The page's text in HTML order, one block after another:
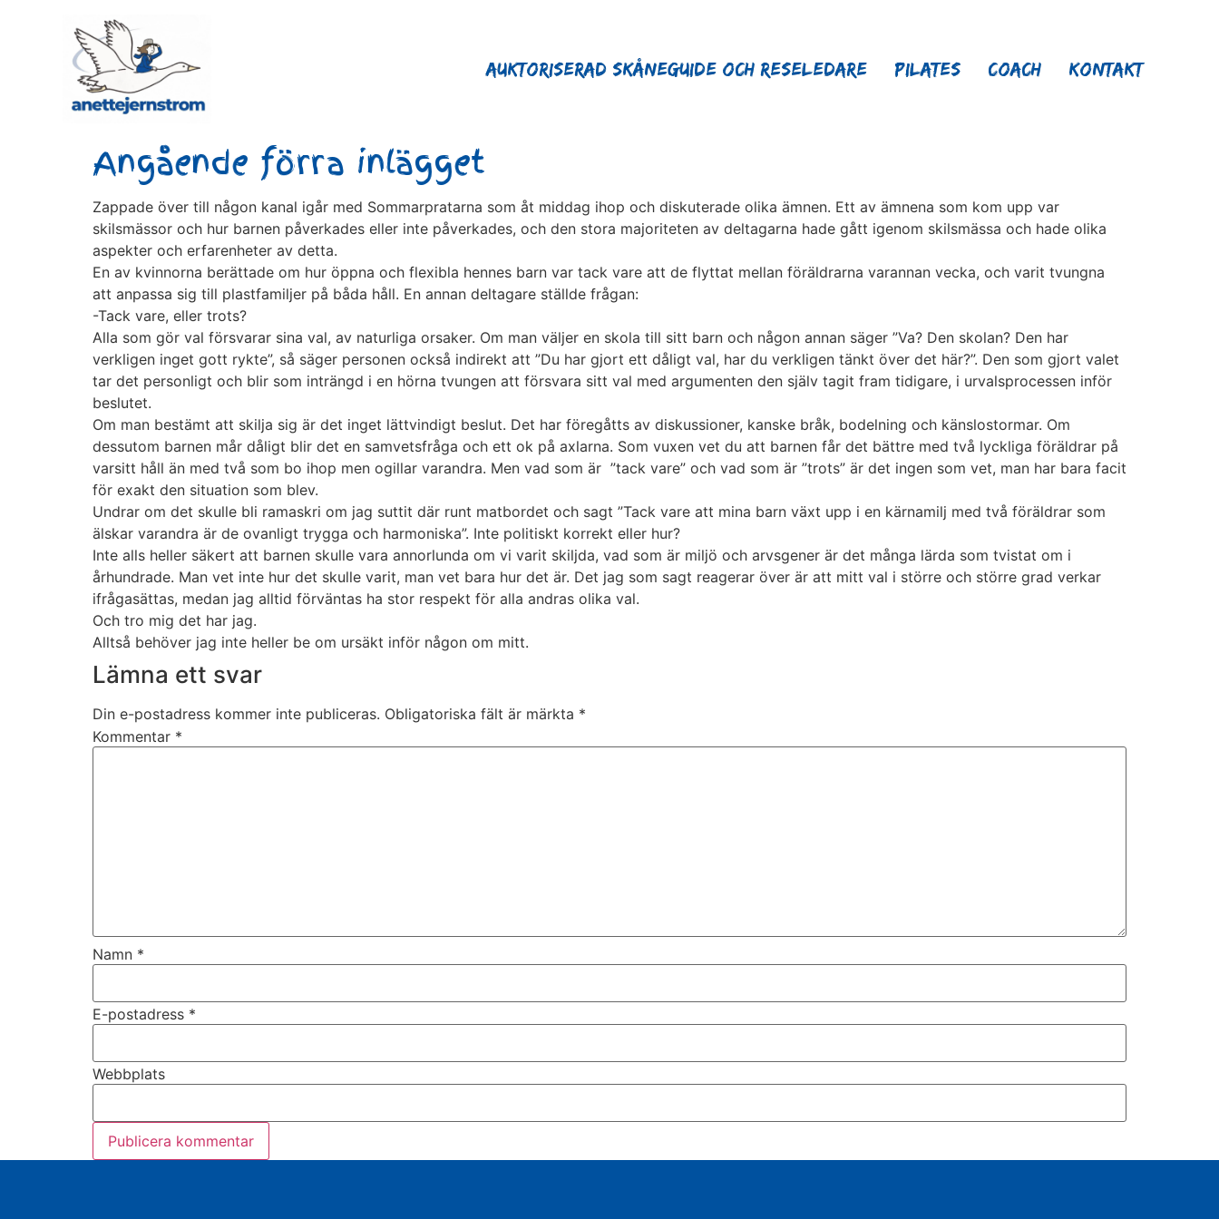
Auktoriserad Skåneguide och Reseledare Pilates Coach Kontakt
Angående förra inlägget
Zappade över till någon kanal igår med Sommarpratarna som åt middag ihop och diskuterade olika ämnen. Ett av ämnena som kom upp var
skilsmässor och hur barnen påverkades eller inte påverkades, och den stora majoriteten av deltagarna hade gått igenom skilsmässa och hade olika
aspekter och erfarenheter av detta.
En av kvinnorna berättade om hur öppna och flexibla hennes barn var tack vare att de flyttat mellan föräldrarna varannan vecka, och varit tvungna
att anpassa sig till plastfamiljer på båda håll. En annan deltagare ställde frågan:
-Tack vare, eller trots?
Alla som gör val försvarar sina val, av naturliga orsaker. Om man väljer en skola till sitt barn och någon annan säger ”Va? Den skolan? Den har
verkligen inget gott rykte”, så säger personen också indirekt att ”Du har gjort ett dåligt val, har du verkligen tänkt över det här?”. Den som gjort valet
tar det personligt och blir som inträngd i en hörna tvungen att försvara sitt val med argumenten den själv tagit fram tidigare, i urvalsprocessen inför
beslutet.
Om man bestämt att skilja sig är det inget lättvindigt beslut. Det har föregåtts av diskussioner, kanske bråk, bodelning och känslostormar. Om
dessutom barnen mår dåligt blir det en samvetsfråga och ett ok på axlarna. Som vuxen vet du att barnen får det bättre med två lyckliga föräldrar på
varsitt håll än med två som bo ihop men ogillar varandra. Men vad som är ”tack vare” och vad som är ”trots” är det ingen som vet, man har bara facit
för exakt den situation som blev.
Undrar om det skulle bli ramaskri om jag suttit där runt matbordet och sagt ”Tack vare att mina barn växt upp i en kärnamilj med två föräldrar som
älskar varandra är de ovanligt trygga och harmoniska”. Inte politiskt korrekt eller hur?
Inte alls heller säkert att barnen skulle vara annorlunda om vi varit skiljda, vad som är miljö och arvsgener är det många lärda som tvistat om i
århundrade. Man vet inte hur det skulle varit, man vet bara hur det är. Det jag som sagt reagerar över är att mitt val i större och större grad verkar
ifrågasättas, medan jag alltid förväntas ha stor respekt för alla andras olika val.
Och tro mig det har jag.
Alltså behöver jag inte heller be om ursäkt inför någon om mitt.
Lämna ett svar
Din e-postadress kommer inte publiceras. Obligatoriska fält är märkta *
Kommentar *
Namn *
E-postadress *
Webbplats